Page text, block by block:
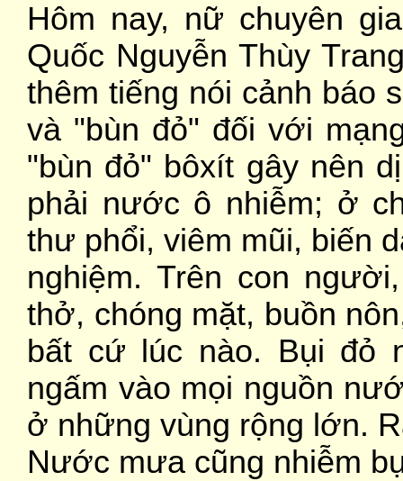
Hôm nay, nữ chuyên
Quốc Nguyễn Thùy
thêm tiếng nói cảnh báo
và "bùn đỏ" đối với
"bùn đỏ" bôxít gây nên
phải nước ô nhiễm; ở
thư phổi, viêm mũi, biến
nghiệm. Trên con
thở, chóng mặt, buồn
bất cứ lúc nào. Bụi đỏ
ngấm vào mọi nguồn
ở những vùng rộng lớn.
Nước mưa cũng nhiễm